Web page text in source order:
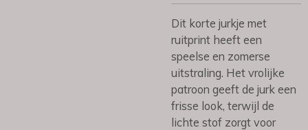
Dit korte jurkje met
ruitprint heeft een
speelse en zomerse
uitstraling. Het vrolijke
patroon geeft de jurk een
frisse look, terwijl de
lichte stof zorgt voor